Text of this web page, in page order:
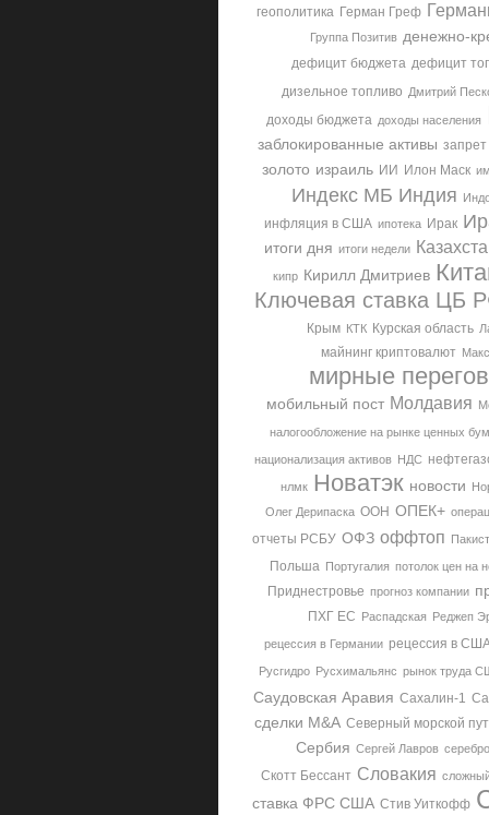
геополитика Герман Греф
Группа Позитив денежно-
дефицит бюджета дефицит
дизельное топливо Дмитрий
доходы бюджета доходы населения
заблокированные активы
золото израиль ИИ Илон Маск
Индекс МБ Индия
инфляция в США ипотека Ирак
итоги дня итоги недели
кипр Кирилл Дмитриев
Ключевая ставка ЦБ
Крым КТК Курская область
майнинг криптовалют
мирные
мобильный пост Молдавия
налогообложение на рынке ценных
национализация активов НДС
нлмк Новатэк новости
Олег Дерипаска ООН ОПЕК+
отчеты РСБУ ОФЗ оффтоп
Польша Португалия потолок цен на
Приднестровье прогноз компании
ПХГ ЕС Распадская Реджеп
рецессия в Германии рецессия в
Русгидро Русхимальянс рынок труда
Саудовская Аравия Сахалин-1
сделки M&A Северный морской
Сербия Сергей Лавров серебро
Скотт Бессант Словакия
ставка ФРС США Стив Уиткофф